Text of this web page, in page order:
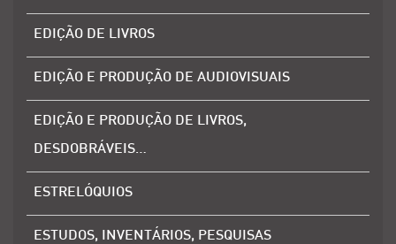
EDIÇÃO DE LIVROS
EDIÇÃO E PRODUÇÃO DE AUDIOVISUAIS
EDIÇÃO E PRODUÇÃO DE LIVROS,
DESDOBRÁVEIS…
ESTRELÓQUIOS
ESTUDOS, INVENTÁRIOS, PESQUISAS